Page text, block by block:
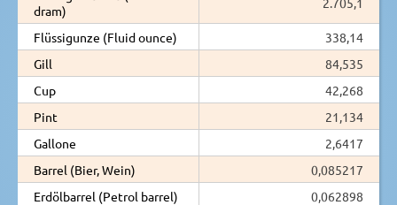
dram)
Flüssigunze (Fluid ounce)
338,14
Gill
84,535
Cup
42,268
Pint
21,134
Gallone
2,6417
Barrel (Bier, Wein)
0,085217
Erdölbarrel (Petrol barrel)
0,062898